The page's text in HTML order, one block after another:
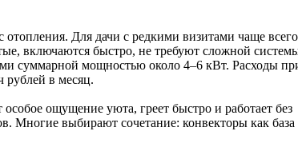
отопления. Для дачи с редкими визитами чаще всего
включаются быстро, не требуют сложной
суммарной мощностью около 4–6 кВт. Расходы
рублей в месяц.
ощущение уюта, греет быстро и работает без
Многие выбирают сочетание: конвекторы как база